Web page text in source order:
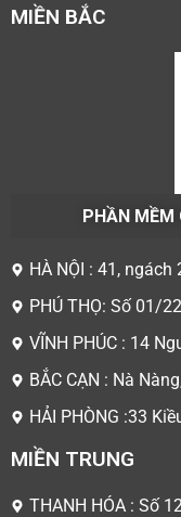
MIỀN BẮC
PHẦN MỀM
HÀ NỘI : 41,
PHÚ THỌ: Số 01/
VĨNH PHÚC : 14
BẮC CẠN : Nà
HẢI PHÒNG :33
MIỀN TRUNG
THANH HÓA : Số